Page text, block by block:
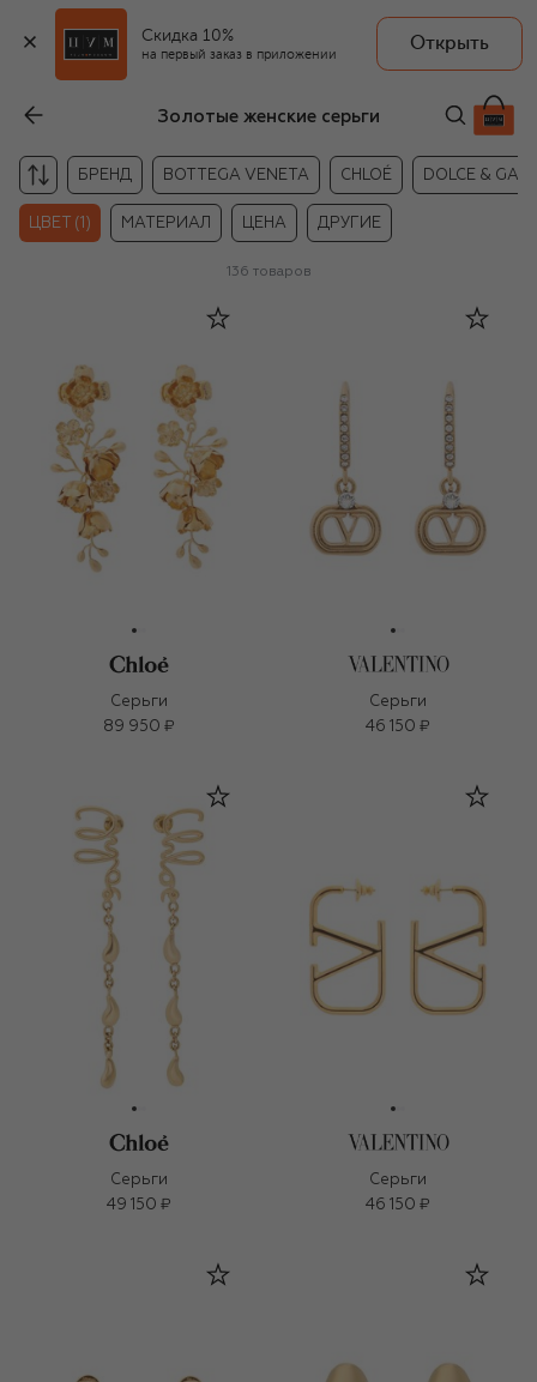
Скидка 10%
на первый заказ в приложении
Открыть
Золотые женские серьги
БРЕНД BOTTEGA VENETA CHLOÉ DOLCE &
ЦВЕТ (1) МАТЕРИАЛ ЦЕНА ДРУГИЕ
136 товаров
Серьги
89 950 ₽
Серьги
46 150 ₽
Серьги
49 150 ₽
Серьги
46 150 ₽